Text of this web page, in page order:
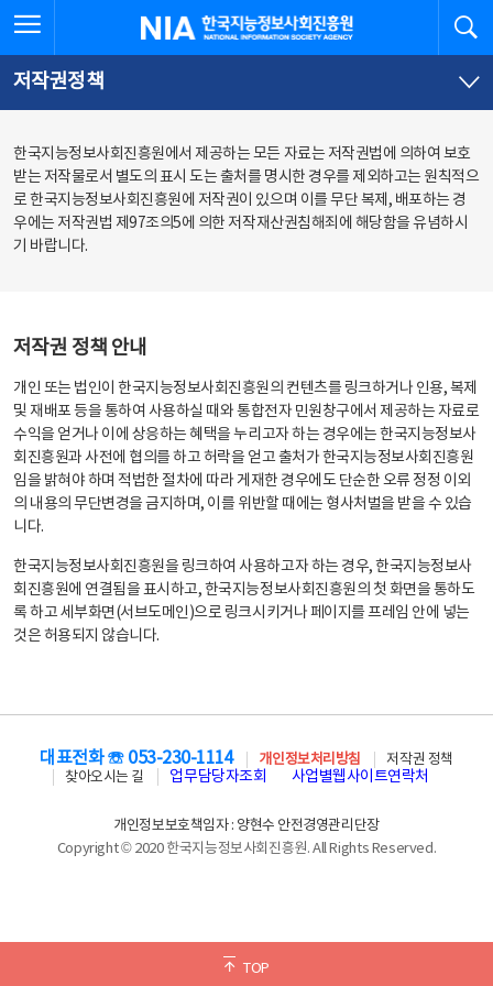
문
로
가
체
뉴
바
가
한국지능정보사회진흥원
저작권정책
한국지능정보사회진흥원에서 제공하는 모든 자료는 저작권법에 의하여 보호
받는 저작물로서 별도의 표시 도는 출처를 명시한 경우를 제외하고는 원칙적으
로 한국지능정보사회진흥원에 저작권이 있으며 이를 무단 복제, 배포하는 경
우에는 저작권법 제97조의5에 의한 저작재산권침해죄에 해당함을 유념하시
기 바랍니다.
저작권 정책 안내
개인 또는 법인이 한국지능정보사회진흥원의 컨텐츠를 링크하거나 인용, 복제
및 재배포 등을 통하여 사용하실 때와 통합전자 민원창구에서 제공하는 자료로
수익을 얻거나 이에 상응하는 혜택을 누리고자 하는 경우에는 한국지능정보사
회진흥원과 사전에 협의를 하고 허락을 얻고 출처가 한국지능정보사회진흥원
임을 밝혀야 하며 적법한 절차에 따라 게재한 경우에도 단순한 오류 정정 이외
의 내용의 무단변경을 금지하며, 이를 위반할 때에는 형사처벌을 받을 수 있습
니다.
한국지능정보사회진흥원을 링크하여 사용하고자 하는 경우, 한국지능정보사
회진흥원에 연결됨을 표시하고, 한국지능정보사회진흥원의 첫 화면을 통하도
록 하고 세부화면(서브도메인)으로 링크시키거나 페이지를 프레임 안에 넣는
것은 허용되지 않습니다.
TOP
대표전화 ☏ 053-230-1114 개인정보처리방침
저작권 정책
찾아오시는 길
업무담당자조회 사업별웹사이트연락처
개인정보보호책임자 : 양현수 안전경영관리단장
Copyright © 2020 한국지능정보사회진흥원. All Rights Reserved.